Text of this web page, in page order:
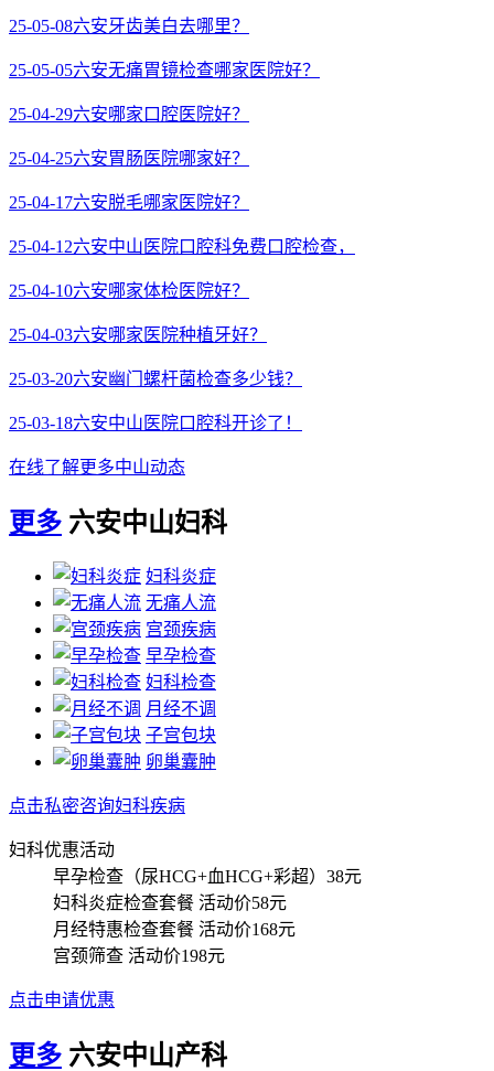
25-05-08六安牙齿美白去哪里？
25-05-05六安无痛胃镜检查哪家医院好？
25-04-29六安哪家口腔医院好？
25-04-25六安胃肠医院哪家好？
25-04-17六安脱毛哪家医院好？
25-04-12六安中山医院口腔科免费口腔检查，
25-04-10六安哪家体检医院好？
25-04-03六安哪家医院种植牙好？
25-03-20六安幽门螺杆菌检查多少钱？
25-03-18六安中山医院口腔科开诊了！
在线了解更多中山动态
更多 六安中山妇科
妇科炎症
无痛人流
宫颈疾病
早孕检查
妇科检查
月经不调
子宫包块
卵巢囊肿
点击私密咨询妇科疾病
妇科优惠活动
早孕检查（尿HCG+血HCG+彩超） 38元
妇科炎症检查套餐 活动价58元
月经特惠检查套餐 活动价168元
宫颈筛查 活动价198元
点击申请优惠
更多 六安中山产科